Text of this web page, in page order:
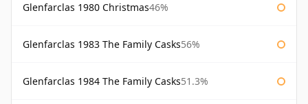
Glenfarclas 1980 Christmas46%
Glenfarclas 1983 The Family Casks56%
Glenfarclas 1984 The Family Casks51.3%